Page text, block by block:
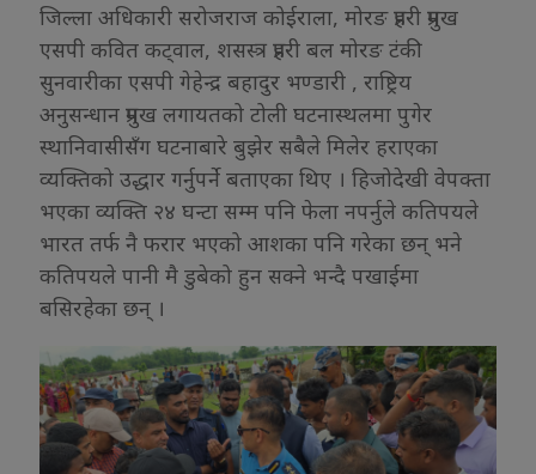
जिल्ला अधिकारी सरोजराज कोईराला, मोरङ प्रहरी प्रमुख
एसपी कवित कट्वाल, शसस्त्र प्रहरी बल मोरङ टंकी
सुनवारीका एसपी गेहेन्द्र बहादुर भण्डारी , राष्ट्रिय
अनुसन्धान प्रमुख लगायतको टोली घटनास्थलमा पुगेर
स्थानिवासीसँग घटनाबारे बुझेर सबैले मिलेर हराएका
व्यक्तिको उद्धार गर्नुपर्ने बताएका थिए । हिजोदेखी वेपक्ता
भएका व्यक्ति २४ घन्टा सम्म पनि फेला नपर्नुले कतिपयले
भारत तर्फ नै फरार भएको आशका पनि गरेका छन् भने
कतिपयले पानी मै डुबेको हुन सक्ने भन्दै पखाईमा
बसिरहेका छन् ।